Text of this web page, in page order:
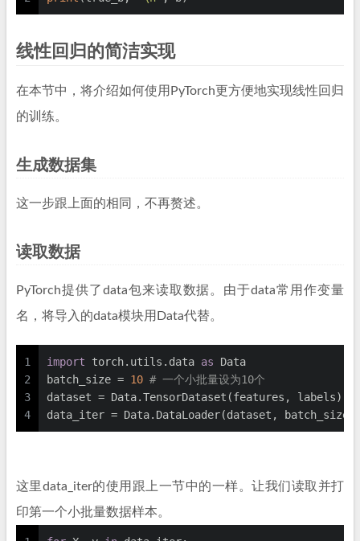
线性回归的简洁实现
在本节中，将介绍如何使用PyTorch更方便地实现线性回归
的训练。
生成数据集
这一步跟上面的相同，不再赘述。
读取数据
PyTorch提供了data包来读取数据。由于data常用作变量
名，将导入的data模块用Data代替。
1
2
3
4
import torch.utils.data as Data
batch_size = 10 # 一个小批量设为10个
dataset = Data.TensorDataset(features, labels)
data_iter = Data.DataLoader(dataset,
这里data_iter的使用跟上一节中的一样。让我们读取并打
印第一个小批量数据样本。